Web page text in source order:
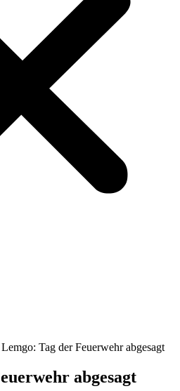
Lemgo: Tag der Feuerwehr abgesagt
abgesagt